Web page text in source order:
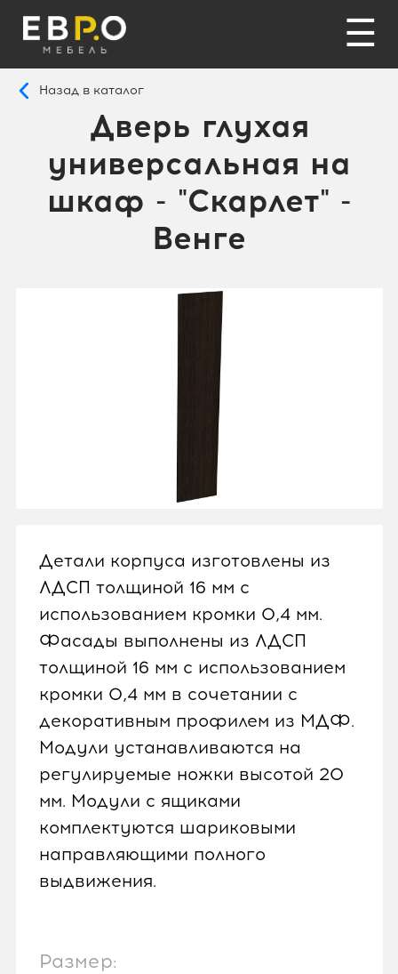
☰
Назад в каталог
Дверь глухая
универсальная на
шкаф - "Скарлет" -
Венге
Детали корпуса изготовлены из
ЛДСП толщиной 16 мм с
использованием кромки 0,4 мм.
Фасады выполнены из ЛДСП
толщиной 16 мм с использованием
кромки 0,4 мм в сочетании с
декоративным профилем из МДФ.
Модули устанавливаются на
регулируемые ножки высотой 20
мм. Модули с ящиками
комплектуются шариковыми
направляющими полного
выдвижения.
Размер: